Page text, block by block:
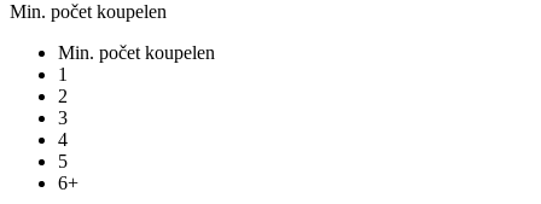
Min. počet koupelen
Min. počet koupelen
1
2
3
4
5
6+